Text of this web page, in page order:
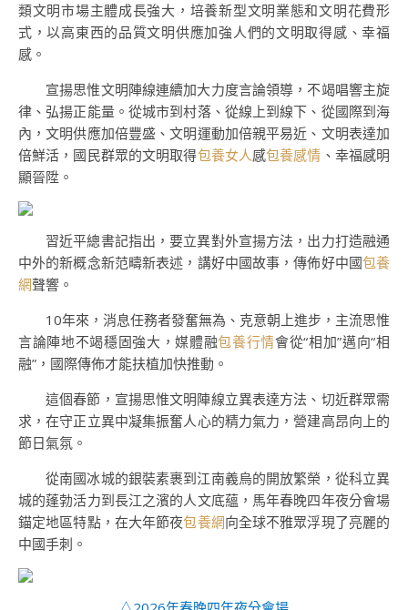
類文明市場主體成長強大，培養新型文明業態和文明花費形
式，以高東西的品質文明供應加強人們的文明取得感、幸福
感。
宣揚思惟文明陣線連續加大力度言論領導，不竭唱響主旋
律、弘揚正能量。從城市到村落、從線上到線下、從國際到海
內，文明供應加倍豐盛、文明運動加倍親平易近、文明表達加
倍鮮活，國民群眾的文明取得包養女人感包養感情 、幸福感明
顯晉陞。
習近平總書記指出，要立異對外宣揚方法，出力打造融通
中外的新概念新范疇新表述，講好中國故事，傳佈好中國包養
網聲響。
10年來，消息任務者發奮無為、克意朝上進步，主流思惟
言論陣地不竭穩固強大，媒體融包養行情會從“相加”邁向“相
融”，國際傳佈才能扶植加快推動。
這個春節，宣揚思惟文明陣線立異表達方法、切近群眾需
求，在守正立異中凝集振奮人心的精力氣力，營建高昂向上的
節日氣氛。
從南國冰城的銀裝素裹到江南義烏的開放繁榮，從科立異
城的蓬勃活力到長江之濱的人文底蘊，馬年春晚四年夜分會場
錨定地區特點，在大年節夜包養網向全球不雅眾浮現了亮麗的
中國手刺。